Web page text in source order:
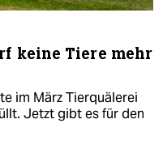
keine Tiere mehr
im März Tierquälerei
Jetzt gibt es für den